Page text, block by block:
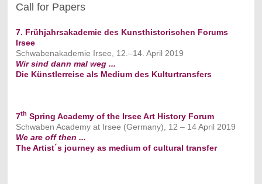
Call for Papers
7. Frühjahrsakademie des Kunsthistorischen Forums
Irsee
Schwabenakademie Irsee, 12.–14. April 2019
Wir sind dann mal weg ...
Die Künstlerreise als Medium des Kulturtransfers
7th Spring Academy of the Irsee Art History Forum
Schwaben Academy at Irsee (Germany), 12 – 14 April 2019
We are off then ...
The Artist´s journey as medium of cultural transfer